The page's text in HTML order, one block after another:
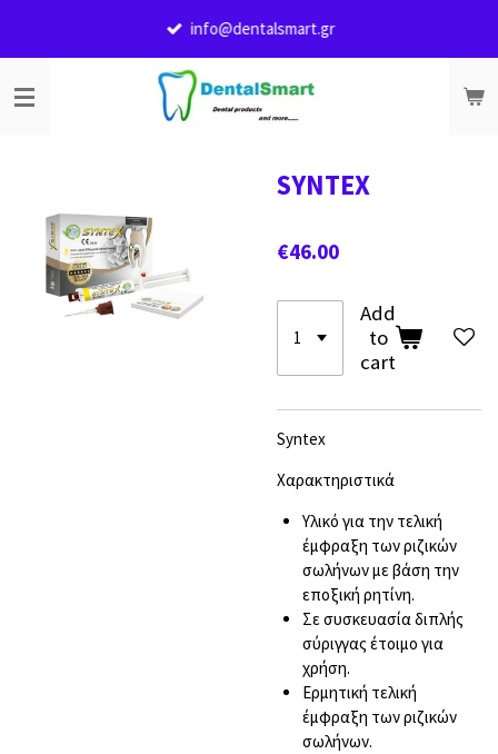
content
info@dentalsmart.gr
SYNTEX
€46.00
Add
to
cart
Syntex
Χαρακτηριστικά
Υλικό για την τελική
έμφραξη των ριζικών
σωλήνων με βάση την
εποξική ρητίνη.
Σε συσκευασία διπλής
σύριγγας έτοιμο για
χρήση.
Ερμητική τελική
έμφραξη των ριζικών
σωλήνων.